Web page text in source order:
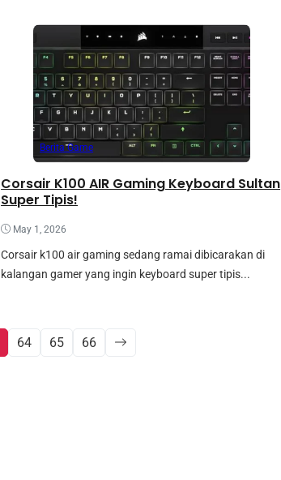
Berita Game
Corsair K100 AIR Gaming Keyboard Sultan
Super Tipis!
May 1, 2026
Corsair k100 air gaming sedang ramai dibicarakan di
kalangan gamer yang ingin keyboard super tipis...
64 65 66